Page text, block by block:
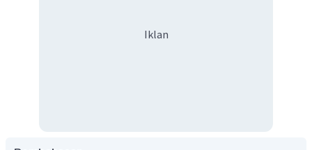
Iklan